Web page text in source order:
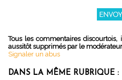
Tous les commentaires
aussitôt supprimés par le
Signaler un abus
DANS LA MÊME RUBRIQUE :